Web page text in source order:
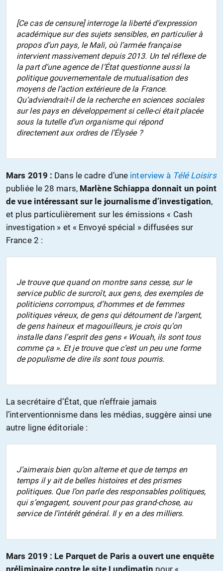
[Ce cas de censure] interroge la liberté d’expression
académique sur des sujets sensibles, en particulier à
propos d’un pays, le Mali, où l’armée française
intervient massivement depuis 2013. Un tel réflexe de
la part d’une agence de l’État questionne aussi la
politique gouvernementale de mutualisation des
moyens de l’action extérieure de la France.
Qu’adviendrait-il de la recherche en sciences sociales
sur les pays en développement si celle-ci était placée
sous la tutelle d’un organisme qui répond
directement aux ordres de l’Élysée ?
Mars 2019 : Dans le cadre d’une interview à Télé Loisirs
publiée le 28 mars, Marlène Schiappa donnait un point
de vue intéressant sur le journalisme d’investigation,
et plus particulièrement sur les émissions « Cash
investigation » et « Envoyé spécial » diffusées sur
France 2 :
Je trouve que quand on montre sans cesse, sur le
service public de surcroît, aux gens, des exemples de
politiciens corrompus, d’hommes et de femmes
politiques véreux, de gens qui détournent de l’argent,
de gens haineux et magouilleurs, je crois qu’on
installe dans l’esprit des gens « Wouah, ils sont tous
comme ça ». Et je trouve que c’est un peu une forme
de populisme de dire ils sont tous pourris.
La secrétaire d’État, que n’effraie jamais
l’interventionnisme dans les médias, suggère ainsi une
autre ligne éditoriale :
J’aimerais bien qu’on alterne et que de temps en
temps il y ait de belles histoires et des prismes
politiques. Que l’on parle des responsables politiques,
qui s’engagent, souvent pour pas grand-chose, au
service de l’intérêt général. Il y en a des milliers.
Mars 2019 : Le Parquet de Paris a ouvert une enquête